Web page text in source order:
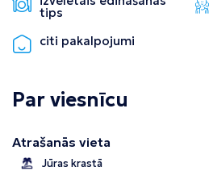
tips
citi pakalpojumi
Par viesnīcu
Atrašanās vieta
Jūras krastā